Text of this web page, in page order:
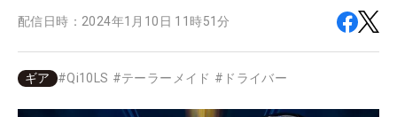
配信日時： 2024年1月10日 11時51分
ギア #Qi10LS #テーラーメイド # ドライバー